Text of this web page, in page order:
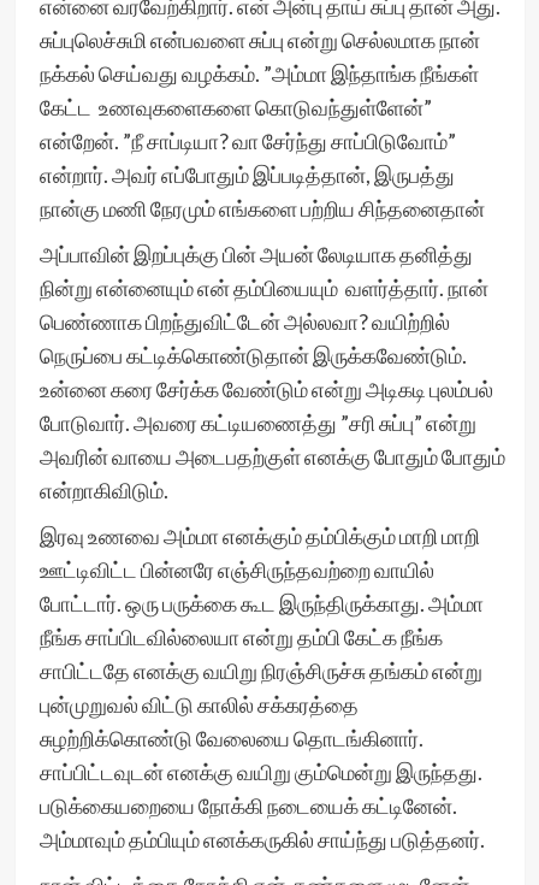
என்னை வரவேற்கிறார். என் அன்பு தாய் சுப்பு தான் அது.
சுப்புலெச்சுமி என்பவளை சுப்பு என்று செல்லமாக நான்
நக்கல் செய்வது வழக்கம். ”அம்மா இந்தாங்க நீங்கள்
கேட்ட உணவுகளைகளை கொடுவந்துள்ளேன்”
என்றேன். ”நீ சாப்டியா? வா சேர்ந்து சாப்பிடுவோம்”
என்றார். அவர் எப்போதும் இப்படித்தான், இருபத்து
நான்கு மணி நேரமும் எங்களை பற்றிய சிந்தனைதான்
அப்பாவின் இறப்புக்கு பின் அயன் லேடியாக தனித்து
நின்று என்னையும் என் தம்பியையும் வளர்த்தார். நான்
பெண்ணாக பிறந்துவிட்டேன் அல்லவா? வயிற்றில்
நெருப்பை கட்டிக்கொண்டுதான் இருக்கவேண்டும்.
உன்னை கரை சேர்க்க வேண்டும் என்று அடிகடி புலம்பல்
போடுவார். அவரை கட்டியணைத்து ”சரி சுப்பு” என்று
அவரின் வாயை அடைபதற்குள் எனக்கு போதும் போதும்
என்றாகிவிடும்.
இரவு உணவை அம்மா எனக்கும் தம்பிக்கும் மாறி மாறி
ஊட்டிவிட்ட பின்னரே எஞ்சிருந்தவற்றை வாயில்
போட்டார். ஒரு பருக்கை கூட இருந்திருக்காது. அம்மா
நீங்க சாப்பிடவில்லையா என்று தம்பி கேட்க நீங்க
சாபிட்டதே எனக்கு வயிறு நிரஞ்சிருச்சு தங்கம் என்று
புன்முறுவல் விட்டு காலில் சக்கரத்தை
சுழற்றிக்கொண்டு வேலையை தொடங்கினார்.
சாப்பிட்டவுடன் எனக்கு வயிறு கும்மென்று இருந்தது.
படுக்கையறையை நோக்கி நடையைக் கட்டினேன்.
அம்மாவும் தம்பியும் எனக்கருகில் சாய்ந்து படுத்தனர்.